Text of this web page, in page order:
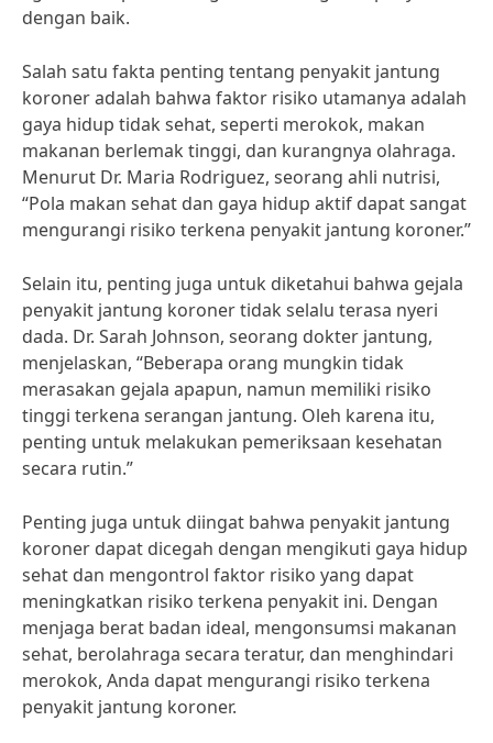
dengan baik.
Salah satu fakta penting tentang penyakit jantung
koroner adalah bahwa faktor risiko utamanya adalah
gaya hidup tidak sehat, seperti merokok, makan
makanan berlemak tinggi, dan kurangnya olahraga.
Menurut Dr. Maria Rodriguez, seorang ahli nutrisi,
“Pola makan sehat dan gaya hidup aktif dapat sangat
mengurangi risiko terkena penyakit jantung koroner.”
Selain itu, penting juga untuk diketahui bahwa gejala
penyakit jantung koroner tidak selalu terasa nyeri
dada. Dr. Sarah Johnson, seorang dokter jantung,
menjelaskan, “Beberapa orang mungkin tidak
merasakan gejala apapun, namun memiliki risiko
tinggi terkena serangan jantung. Oleh karena itu,
penting untuk melakukan pemeriksaan kesehatan
secara rutin.”
Penting juga untuk diingat bahwa penyakit jantung
koroner dapat dicegah dengan mengikuti gaya hidup
sehat dan mengontrol faktor risiko yang dapat
meningkatkan risiko terkena penyakit ini. Dengan
menjaga berat badan ideal, mengonsumsi makanan
sehat, berolahraga secara teratur, dan menghindari
merokok, Anda dapat mengurangi risiko terkena
penyakit jantung koroner.